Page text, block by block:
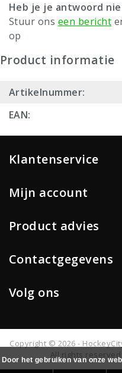
Heb je je antwoord
Stuur ons een bericht
op
Product informatie
Artikelnummer:
EAN:
Klantenservice
Mijn account
Product advies
Contactgegevens
Volg ons
Copyright © 2026 -
All rights
Door het gebruiken van onze